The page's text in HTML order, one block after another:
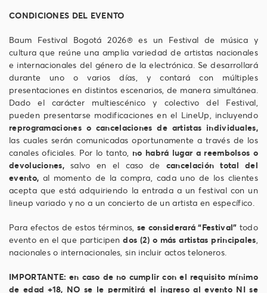
CONDICIONES DEL EVENTO
Baum Festival Bogotá 2026® es un Festival de música y
cultura que reúne una amplia variedad de artistas nacionales
e internacionales del género de la electrónica. Se desarrollará
durante uno o varios días, y contará con múltiples
presentaciones en distintos escenarios, de manera simultánea.
Dado el carácter multiescénico y colectivo del Festival,
pueden presentarse modificaciones en el LineUp, incluyendo
reprogramaciones o cancelaciones de artistas individuales,
las cuales serán comunicadas oportunamente a través de los
canales oficiales. Por lo tanto, no habrá lugar a reembolsos o
devoluciones,salvo en el caso de cancelación total del
evento, al momento de la compra, cada uno de los clientes
acepta que está adquiriendo la entrada a un festival con un
lineup variado y no a un concierto de un artista en específico.
Para efectos de estos términos, se considerará “Festival” todo
evento en el que participendos (2) o más artistas principales
nacionales o internacionales, sin incluir actos teloneros.
IMPORTANTE: en caso de no cumplir con el requisito mínimo
de edad +18, NO se le permitirá el ingreso al evento NI se